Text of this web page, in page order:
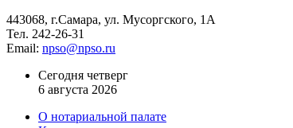
443068, г.Самара, ул. Мусоргского, 1А
Тел. 242-26-31
Email: npso@npso.ru
Сегодня четверг
6 августа 2026
О нотариальной палате